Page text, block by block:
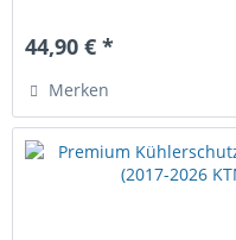
44,90 € *
Merken